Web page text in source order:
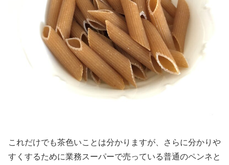
これだけでも茶色いことは分かりますが、さらに分かりや
すくするために業務スーパーで売っている普通のペンネと